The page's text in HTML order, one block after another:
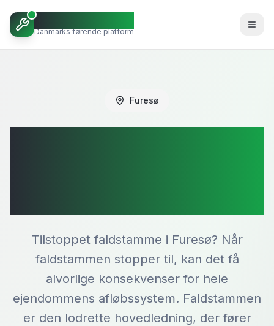
Octoopen VVS
Danmarks førende platform
Furesø
Tilstoppet faldstamme i Furesø? Når
faldstammen stopper til, kan det få
alvorlige konsekvenser for hele
ejendommens afløbssystem. Faldstammen
er den lodrette hovedledning, der fører